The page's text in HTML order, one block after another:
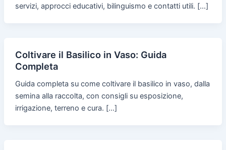
servizi, approcci educativi, bilinguismo e contatti utili. […]
Coltivare il Basilico in Vaso: Guida
Completa
Guida completa su come coltivare il basilico in vaso, dalla
semina alla raccolta, con consigli su esposizione,
irrigazione, terreno e cura. […]